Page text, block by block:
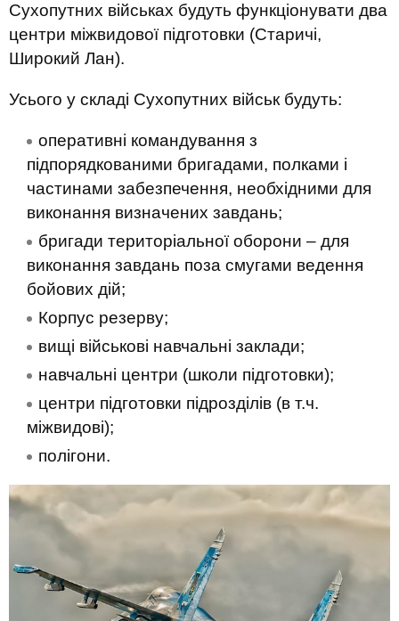
Сухопутних військах будуть функціонувати два
центри міжвидової підготовки (Старичі,
Широкий Лан).
Усього у складі Сухопутних військ будуть:
оперативні командування з
підпорядкованими бригадами, полками і
частинами забезпечення, необхідними для
виконання визначених завдань;
бригади територіальної оборони – для
виконання завдань поза смугами ведення
бойових дій;
Корпус резерву;
вищі військові навчальні заклади;
навчальні центри (школи підготовки);
центри підготовки підрозділів (в т.ч.
міжвидові);
полігони.